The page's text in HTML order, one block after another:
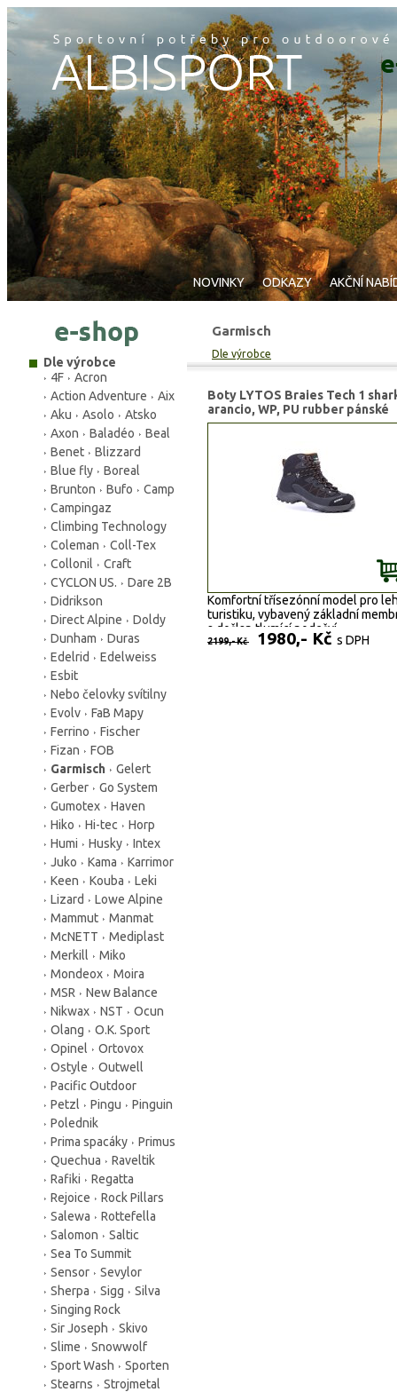
NOVINKY ODKAZY AKČNÍ
Dle výrobce
4F
Acron
Action Adventure
Aix
Aku
Asolo
Atsko
Axon
Baladéo
Beal
Benet
Blizzard
Blue fly
Boreal
Brunton
Bufo
Camp
Campingaz
Climbing Technology
Coleman
Coll-Tex
Collonil
Craft
CYCLON US.
Dare 2B
Didrikson
Direct Alpine
Doldy
Dunham
Duras
Edelrid
Edelweiss
Esbit
Nebo čelovky svítilny
Evolv
FaB Mapy
Ferrino
Fischer
Fizan
FOB
Garmisch
Gelert
Gerber
Go System
Gumotex
Haven
Hiko
Hi-tec
Horp
Humi
Husky
Intex
Juko
Kama
Karrimor
Keen
Kouba
Leki
Lizard
Lowe Alpine
Mammut
Manmat
McNETT
Mediplast
Merkill
Miko
Mondeox
Moira
MSR
New Balance
Nikwax
NST
Ocun
Olang
O.K. Sport
Opinel
Ortovox
Ostyle
Outwell
Pacific Outdoor
Petzl
Pingu
Pinguin
Polednik
Prima spacáky
Primus
Quechua
Raveltik
Rafiki
Regatta
Rejoice
Rock Pillars
Salewa
Rottefella
Salomon
Saltic
Sea To Summit
Sensor
Sevylor
Sherpa
Sigg
Silva
Singing Rock
Sir Joseph
Skivo
Slime
Snowwolf
Sport Wash
Sporten
Stearns
Strojmetal
Garmisch
Dle výrobce
Boty LYTOS Braies Tech 1
arancio, WP, PU rubber pánské
Komfortní třísezónní model pro
turistiku, vybavený základní
a došlap tlumící podešví.
2199,- Kč 1980,- Kč s DPH